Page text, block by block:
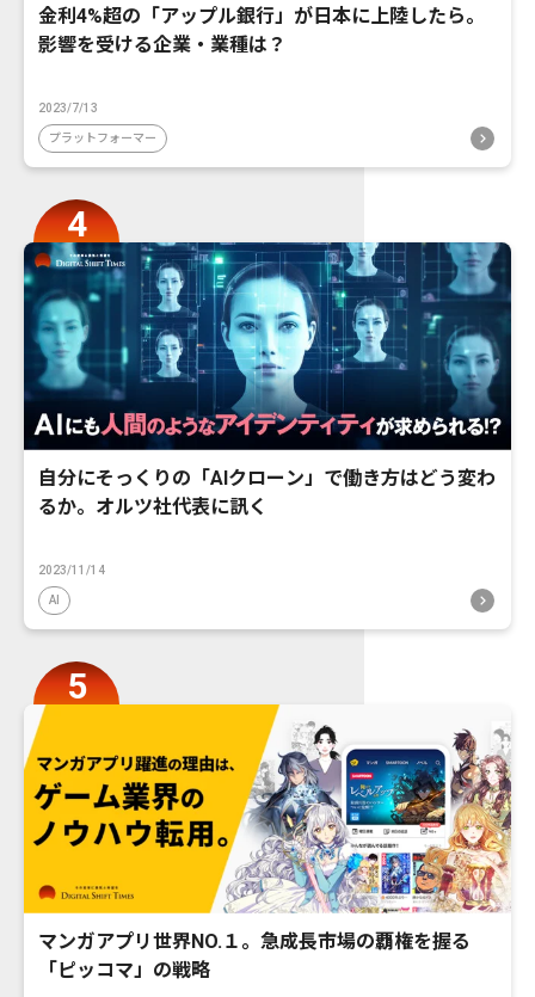
金利4%超の「アップル銀行」が日本に上陸したら。
影響を受ける企業・業種は？
2023/7/13
プラットフォーマー
自分にそっくりの「AIクローン」で働き方はどう変わ
るか。オルツ社代表に訊く
2023/11/14
AI
マンガアプリ世界NO.１。急成長市場の覇権を握る
「ピッコマ」の戦略